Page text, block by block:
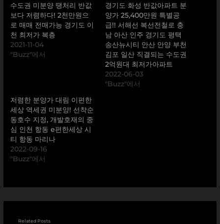
수도권 미분양 땡처리 반값
보다 저렴하다! 2천만원으
로 매매 전매가능 경기도 이
천 최저가 복층
2021-11-04
"Buzz"에서
경기도 화성 반값아파트 분
양가 25,400만원 특별공
급!! 서해선 복선전철로 충
남 아산 인주 경기도 평택
송산뉴시티 안산 안양 부천
김포 일산 직결되는 수도권
2억원대 최저가아파트
2022-06-03
"Buzz"에서
저렴한 분양가 대림 이편한
세상 역세권 미분양! 선착순
동호수 지정, 개발호재의 중
심 인천 항동 e편한세상 시
티 항동 마리나
2022-09-16
"Buzz"에서
Related Posts